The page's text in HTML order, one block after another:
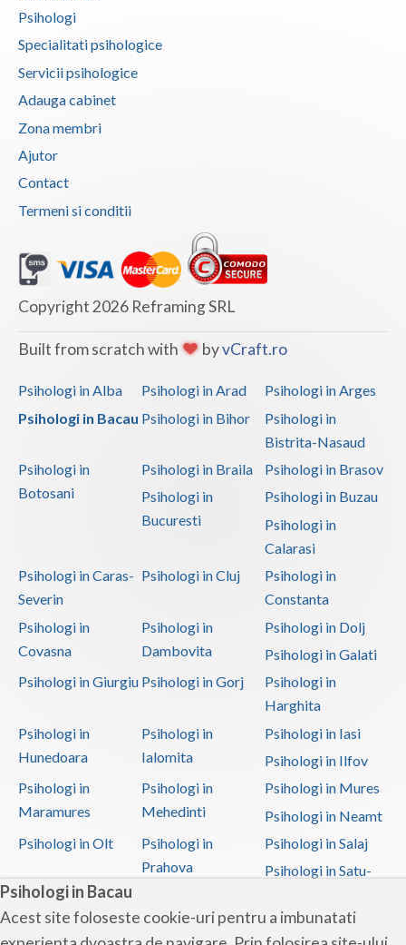
Psihologi in Bacau
Acest site foloseste cookie-uri pentru a imbunatati
Psihologi
Specialitati psihologice
Servicii psihologice
Adauga cabinet
Zona membri
Ajutor
Contact
Termeni si conditii
Copyright 2026 Reframing SRL
Built from scratch with byvCraft.ro
Psihologi in Alba Psihologi in Arad
Psihologi in Arges
Psihologi in Bacau Psihologi in Bihor
Psihologi in
Bistrita-Nasaud
Psihologi in
Botosani
Psihologi in Braila
Psihologi in Brasov
Psihologi in
Bucuresti
Psihologi in Buzau
Psihologi in
Calarasi
Psihologi in Caras-
Severin
Psihologi in Cluj
Psihologi in
Constanta
Psihologi in
Covasna
Psihologi in
Dambovita
Psihologi in Dolj
Psihologi in Galati
Psihologi in Giurgiu Psihologi in Gorj
Psihologi in
Harghita
Psihologi in
Hunedoara
Psihologi in
Ialomita
Psihologi in Iasi
Psihologi in Ilfov
Psihologi in
Maramures
Psihologi in
Mehedinti
Psihologi in Mures
Psihologi in Neamt
Psihologi in Olt
Psihologi in
Prahova
Psihologi in Salaj
Psihologi in Satu-
Psihologi in Sibiu
Psihologi in
Psihologi in